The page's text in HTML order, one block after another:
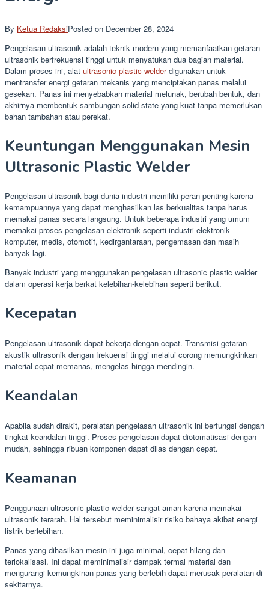
By Ketua RedaksiPosted on December 28, 2024
Pengelasan ultrasonik adalah teknik modern yang memanfaatkan getaran
ultrasonik berfrekuensi tinggi untuk menyatukan dua bagian material.
Dalam proses ini, alat ultrasonic plastic welderdigunakan untuk
mentransfer energi getaran mekanis yang menciptakan panas melalui
gesekan. Panas ini menyebabkan material melunak, berubah bentuk, dan
akhirnya membentuk sambungan solid-state yang kuat tanpa memerlukan
bahan tambahan atau perekat.
Keuntungan Menggunakan Mesin
Ultrasonic Plastic Welder
Pengelasan ultrasonik bagi dunia industri memiliki peran penting karena
kemampuannya yang dapat menghasilkan las berkualitas tanpa harus
memakai panas secara langsung. Untuk beberapa industri yang umum
memakai proses pengelasan elektronik seperti industri elektronik
komputer, medis, otomotif, kedirgantaraan, pengemasan dan masih
banyak lagi.
Banyak industri yang menggunakan pengelasan ultrasonic plastic welder
dalam operasi kerja berkat kelebihan-kelebihan seperti berikut.
Kecepatan
Pengelasan ultrasonik dapat bekerja dengan cepat. Transmisi getaran
akustik ultrasonik dengan frekuensi tinggi melalui corong memungkinkan
material cepat memanas, mengelas hingga mendingin.
Keandalan
Apabila sudah dirakit, peralatan pengelasan ultrasonik ini berfungsi dengan
tingkat keandalan tinggi. Proses pengelasan dapat diotomatisasi dengan
mudah, sehingga ribuan komponen dapat dilas dengan cepat.
Keamanan
Penggunaan ultrasonic plastic welder sangat aman karena memakai
ultrasonik terarah. Hal tersebut meminimalisir risiko bahaya akibat energi
listrik berlebihan.
Panas yang dihasilkan mesin ini juga minimal, cepat hilang dan
terlokalisasi. Ini dapat meminimalisir dampak termal material dan
mengurangi kemungkinan panas yang berlebih dapat merusak peralatan di
sekitarnya.